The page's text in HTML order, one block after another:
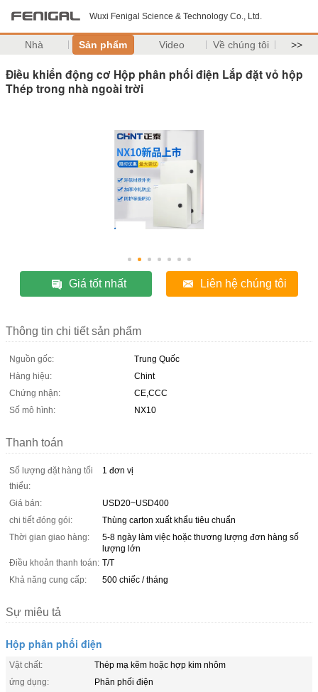
Wuxi Fenigal Science & Technology Co., Ltd.
Nhà Sản phẩm Video Về chúng tôi >>
Điều khiển động cơ Hộp phân phối điện Lắp đặt vỏ hộp
Thép trong nhà ngoài trời
Giá tốt nhất Liên hệ chúng tôi
Thông tin chi tiết sản phẩm
Nguồn gốc:
Trung Quốc
Hàng hiệu:
Chint
Chứng nhận:
CE,CCC
Số mô hình:
NX10
Thanh toán
Số lượng đặt hàng tối
thiểu:
1 đơn vị
Giá bán:
USD20~USD400
chi tiết đóng gói:
Thùng carton xuất khẩu tiêu chuẩn
Thời gian giao hàng:
5-8 ngày làm việc hoặc thương lượng đơn hàng số
lượng lớn
Điều khoản thanh toán: T/T
Khả năng cung cấp:
500 chiếc / tháng
Sự miêu tả
Hộp phân phối điện
Vật chất:
Thép mạ kẽm hoặc hợp kim nhôm
ứng dụng:
Phân phối điện